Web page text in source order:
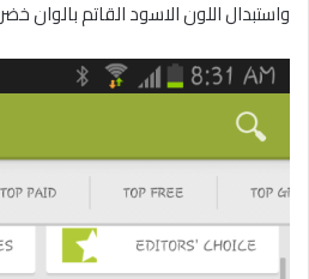
واستبدال اللون الاسود القاتم بالوان